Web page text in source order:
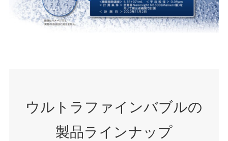
ウルトラファインバブルの
製品ラインナップ